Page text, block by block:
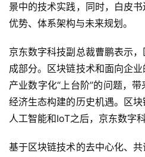
景中的技术实践，同时，白皮
优势、体系架构与未来规划。
京东数字科技副总裁曹鹏表示
成部分。区块链技术和面向企
产业数字化“上台阶”的问题，
经济生态构建的历史机遇。区块
人工智能和IoT之后，京东数字
基于区块链技术的去中心化、